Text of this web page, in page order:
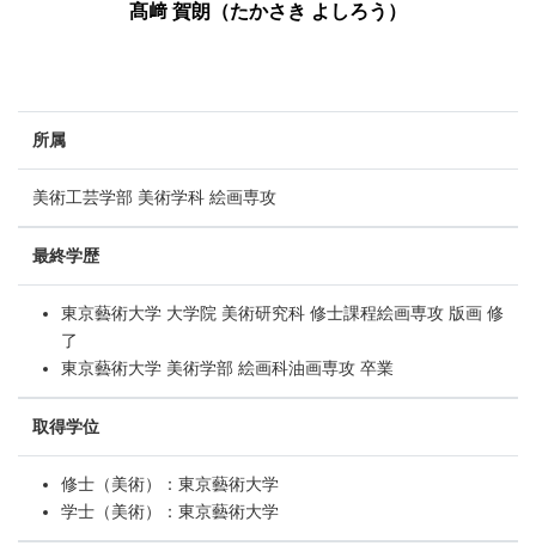
髙﨑 賀朗（たかさき よしろう）
所属
美術工芸学部 美術学科 絵画専攻
最終学歴
東京藝術大学 大学院 美術研究科 修士課程絵画専攻 版画 修
了
東京藝術大学 美術学部 絵画科油画専攻 卒業
取得学位
修士（美術）：東京藝術大学
学士（美術）：東京藝術大学